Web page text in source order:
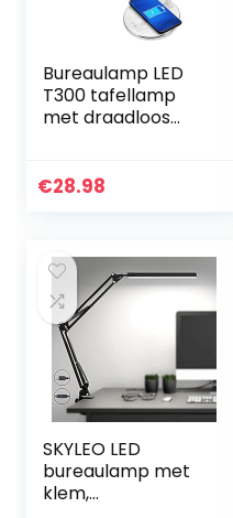
Bureaulamp LED
T300 tafellamp
met draadloos
kleurniveaus,
gecertificeerd
(wit)
€28.98
SKYLEO LED
bureaulamp met
klem,